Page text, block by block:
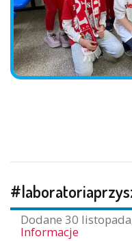
Dodane 30
Informacje